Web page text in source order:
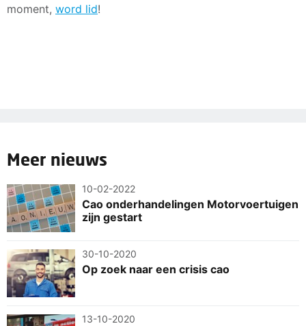
moment, word lid!
Meer nieuws
10-02-2022
Cao onderhandelingen Motorvoertuigen
zijn gestart
30-10-2020
Op zoek naar een crisis cao
13-10-2020